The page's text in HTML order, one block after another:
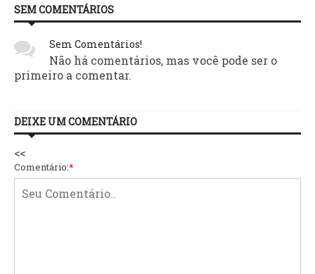
SEM COMENTÁRIOS
Sem Comentários!
Não há comentários, mas você pode ser o
primeiro a comentar.
DEIXE UM COMENTÁRIO
<<
Comentário:*